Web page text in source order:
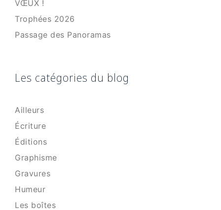
VŒUX !
Trophées 2026
Passage des Panoramas
Les catégories du blog
Ailleurs
Écriture
Éditions
Graphisme
Gravures
Humeur
Les boîtes